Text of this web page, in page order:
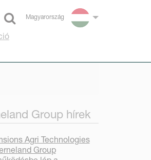
Magyarország
Select language
Group hírek
Agri Technologies
Group